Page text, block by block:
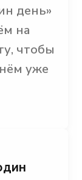
день»
на
чтобы
уже